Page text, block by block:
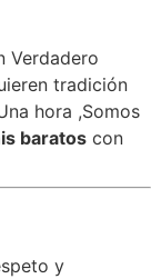
Verdadero
tradición
hora ,Somos
baratos con
y